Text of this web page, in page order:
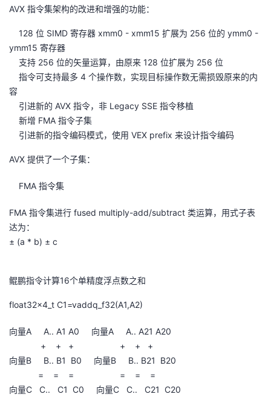
AVX 指令集架构的改进和增强的功能：
128 位 SIMD 寄存器 xmm0 - xmm15 扩展为 256 位的 ymm0 -
ymm15 寄存器
支持 256 位的矢量运算，由原来 128 位扩展为 256 位
指令可支持最多 4 个操作数，实现目标操作数无需损毁原来的内
容
引进新的 AVX 指令，非 Legacy SSE 指令移植
新增 FMA 指令子集
引进新的指令编码模式，使用 VEX prefix 来设计指令编码
AVX 提供了一个子集：
FMA 指令集
FMA 指令集进行 fused multiply-add/subtract 类运算，用式子表
达为：
± (a * b) ± c
鲲鹏指令计算16个单精度浮点数之和
float32x4_t C1=vaddq_f32(A1,A2)
向量A A.. A1 A0 向量A A.. A21 A20
+ + + + + +
向量B B.. B1 B0 向量B B.. B21 B20
= = = = = =
向量C C.. C1 C0 向量C C.. C21 C20